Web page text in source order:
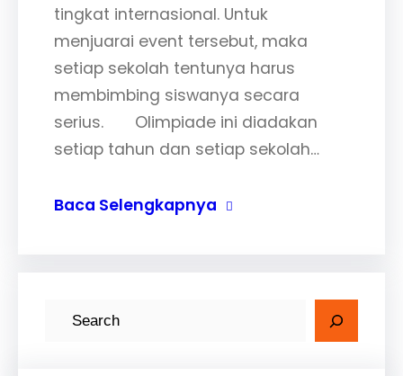
tingkat internasional. Untuk
menjuarai event tersebut, maka
setiap sekolah tentunya harus
membimbing siswanya secara
serius. Olimpiade ini diadakan
setiap tahun dan setiap sekolah…
Baca Selengkapnya